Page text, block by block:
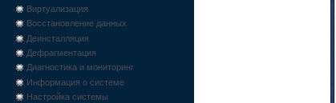
Виртуализация
Восстановление данных
Деинсталляция
Дефрагментация
Диагностика и мониторинг
Информация о системе
Настройка системы